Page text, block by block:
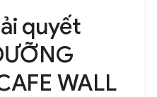
quyết
WALL